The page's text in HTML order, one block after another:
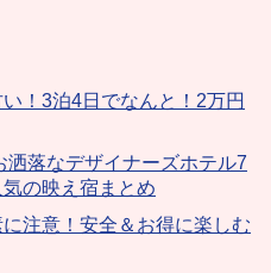
！3泊4日でなんと！2万円
洒落なデザイナーズホテル7
の映え宿まとめ
注意！安全＆お得に楽しむ